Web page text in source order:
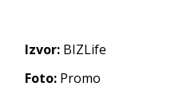
Izvor: BIZLife
Foto: Promo